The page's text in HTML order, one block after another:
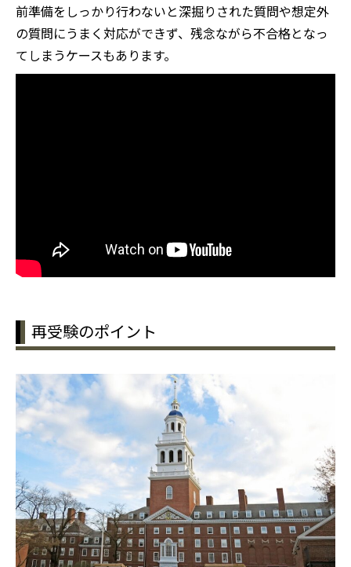
前準備をしっかり行わないと深掘りされた質問や想定外
の質問にうまく対応ができず、残念ながら不合格となっ
てしまうケースもあります。
再受験のポイント